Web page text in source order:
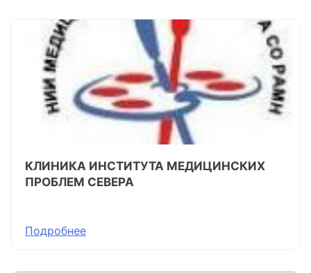
КЛИНИКА ИНСТИТУТА МЕДИЦИНСКИХ
ПРОБЛЕМ СЕВЕРА
Подробнее